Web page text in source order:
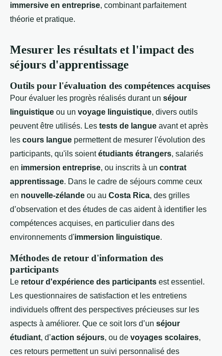
immersive en entreprise, combinant parfaitement
théorie et pratique.
Mesurer les résultats et l'impact des
séjours d'apprentissage
Outils pour l'évaluation des compétences acquises
Pour évaluer les progrès réalisés durant un séjour
linguistique ou un voyage linguistique, divers outils
peuvent être utilisés. Les tests de langue avant et après
les cours langue permettent de mesurer l'évolution des
participants, qu'ils soientétudiants étrangers, salariés
en immersion entreprise, ou inscrits à un contrat
apprentissage. Dans le cadre de séjours comme ceux
en nouvelle-zélande ou au Costa Rica, des grilles
d’observation et des études de cas aident à identifier les
compétences acquises, en particulier dans des
environnements d'immersion linguistique.
Méthodes de retour d'information des
participants
Le retour d'expérience des participants est essentiel.
Les questionnaires de satisfaction et les entretiens
individuels offrent des perspectives précieuses sur les
aspects à améliorer. Que ce soit lors d’un séjour
étudiant, d’action séjours, ou de voyages scolaires,
ces retours permettent un suivi personnalisé des